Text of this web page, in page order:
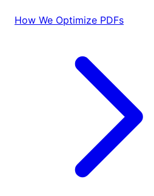
How We Optimize PDFs